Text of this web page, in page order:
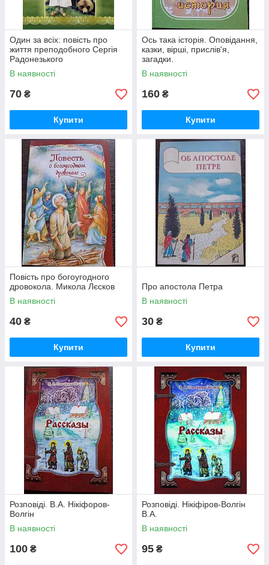
Один за всіх: повість про
життя преподобного Сергія
Радонезького
В наявності
70 ₴
Купити
Ось така історія. Оповідання,
казки, вірші, прислів'я,
загадки.
В наявності
160 ₴
Купити
Повість про богоугодного
дровокола. Микола Лєсков
В наявності
40 ₴
Купити
Про апостола Петра
В наявності
30 ₴
Купити
Розповіді. В.А. Нікіфоров-
Волгін
В наявності
100 ₴
Розповіді. Нікіфіров-Волгін
В.А.
В наявності
95 ₴